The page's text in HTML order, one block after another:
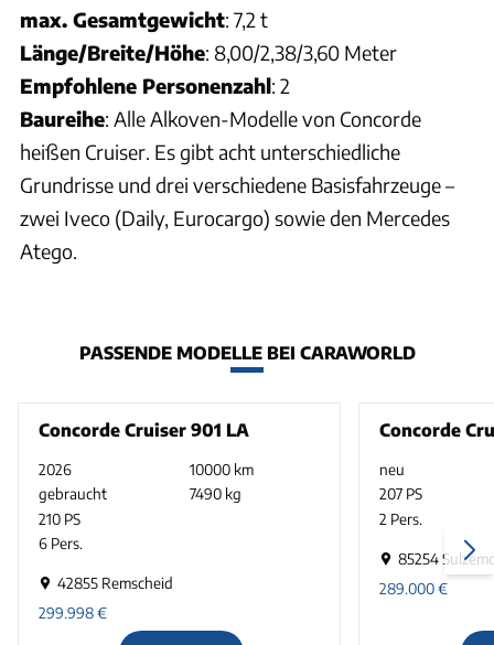
max. Gesamtgewicht: 7,2 t
Länge/Breite/Höhe: 8,00/2,38/3,60 Meter
Empfohlene Personenzahl: 2
Baureihe: Alle Alkoven-Modelle von Concorde
heißen Cruiser. Es gibt acht unterschiedliche
Grundrisse und drei verschiedene Basisfahrzeuge –
zwei Iveco (Daily, Eurocargo) sowie den Mercedes
Atego.
PASSENDE MODELLE BEI CARAWORLD
Concorde Cruiser 901 LA
2026
10000 km
gebraucht
7490 kg
210 PS
6 Pers.
42855 Remscheid
299.998€
Concorde
neu
207 PS
2 Pers.
85254
289.000€